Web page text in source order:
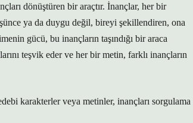
dönüştüren bir araçtır. İnançlar, her bir
ya da duygu değil, bireyi şekillendiren, ona
gücü, bu inançların taşındığı bir araca
teşvik eder ve her bir metin, farklı inançların
karakterler veya metinler, inançları sorgulama